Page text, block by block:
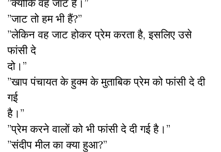
”क्योंकि वह जाट है।”
”जाट तो हम भी हैं?”
”लेकिन वह जाट होकर प्रेम करता है, इसलिए उसे
फांसी दे
दो।”
”खाप पंचायत के हुक्म के मुताबिक प्रेम को फांसी दे दी
गई
है।”
”प्रेम करने वालों को भी फांसी दे दी गई है।”
”संदीप मील का क्या हुआ?”